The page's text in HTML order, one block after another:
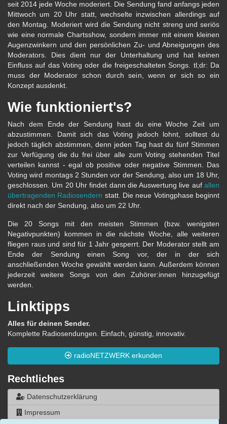
seit 2014 jede Woche moderiert. Die Sendung fand anfangs jeden
Mittwoch um 20 Uhr statt, wechselte inzwischen allerdings auf
den Montag. Moderiert wird die Sendung nicht streng und seriös
wie eine normale Chartsshow, sondern immer mit einem kleinen
Augenzwinkern und den persönlichen Zu- und Abneigungen des
Moderators. Dies dient nur der Unterhaltung und hat keinen
Einfluss auf das Voting oder die freigeschalteten Songs. tl;dr: Da
muss der Moderator schon durch sein, wenn er sich so ein
Konzept ausdenkt.
Wie funktioniert's?
Nach dem Ende der Sendung hast du eine Woche Zeit um
abzustimmen. Damit sich das Voting jedoch lohnt, solltest du
jedoch täglich abstimmen, denn jeden Tag hast du fünf Stimmen
zur Verfügung die du frei über alle zum Voting stehenden Titel
verteilen kannst - egal ob positive oder negative Stimmen. Das
Voting wird montags 2 Stunden vor der Sendung, also um 18 Uhr,
geschlossen. Um 20 Uhr findet dann die Auswertung live auf allen
übertragenden Radiosendern statt. Die neue Votingphase beginnt
direkt nach der Sendung, also um 22 Uhr.
Die 20 Songs mit den meisten Stimmen (bzw. wenigsten
Negativpunkten) kommen in die nächste Woche, alle weiteren
fliegen raus und sind für 1 Jahr gesperrt. Der Moderator stellt am
Ende der Sendung einen Song vor, der in der sich
anschließenden Woche gewählt werden kann. Außerdem können
jederzeit weitere Songs von den Zuhörer:innen hinzugefügt
werden.
Linktipps
Alles für deinen Sender.
Komplette Radiosendungen. Einfach, günstig, innovativ.
radioNETZWERK erkunden
Rechtliches
Datenschutzerklärung
Impressum